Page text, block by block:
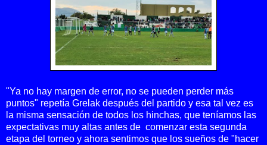
"Ya no hay margen de error, no se pueden perder más
puntos" repetía Grelak después del partido y esa tal vez es
la misma sensación de todos los hinchas, que teníamos las
expectativas muy altas antes de comenzar esta segunda
etapa del torneo y ahora sentimos que los sueños de "hacer